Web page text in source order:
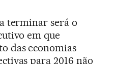
terminar será o
em que
das economias
para 2016 não